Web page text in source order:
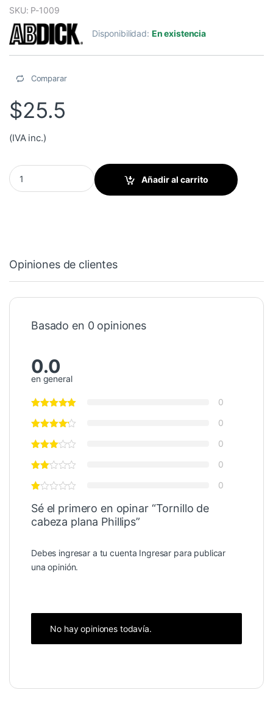
SKU: P-1009
Disponibilidad: En existencia
Comparar
$25.5
(IVA inc.)
Tornillo de cabeza plana Phillips quantity
Añadir al carrito
Opiniones de clientes
Basado en 0 opiniones
0.0
en general
0
0
0
0
0
Sé el primero en opinar “Tornillo de
cabeza plana Phillips”
Debes ingresar a tu cuenta Ingresar para publicar
una opinión.
No hay opiniones todavía.